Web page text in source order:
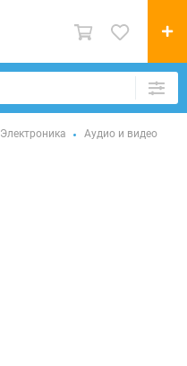
Электроника Аудио и видео